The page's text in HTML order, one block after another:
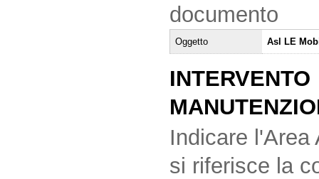
documento
Oggetto Asl LE
INTERVENTO
Indicare l'Area
si riferisce la